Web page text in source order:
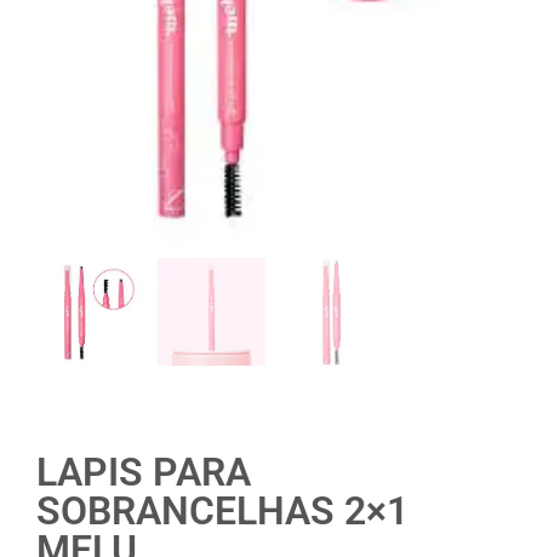
LAPIS PARA
SOBRANCELHAS 2×1